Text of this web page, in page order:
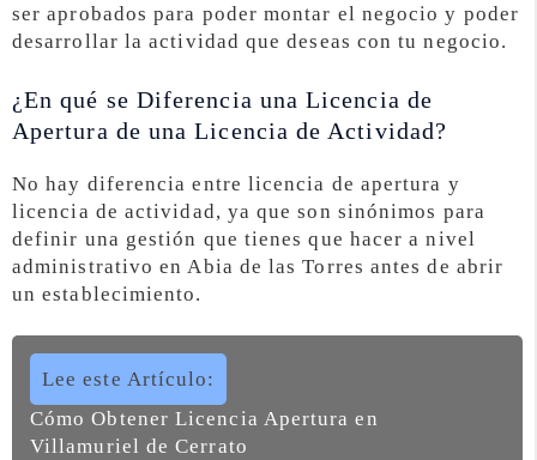
ser aprobados para poder montar el negocio y poder
desarrollar la actividad que deseas con tu negocio.
¿En qué se Diferencia una Licencia de
Apertura de una Licencia de Actividad?
No hay diferencia entre licencia de apertura y
licencia de actividad, ya que son sinónimos para
definir una gestión que tienes que hacer a nivel
administrativo en Abia de las Torres antes de abrir
un establecimiento.
Lee este Artículo:
Cómo Obtener Licencia Apertura en
Villamuriel de Cerrato